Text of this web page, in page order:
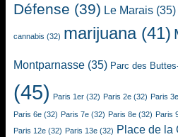
Défense (39) Le Marais (35)
cannabis (32) marijuana(41)
Montparnasse (35) Parc des
(45) Paris 1er (32) Paris 2e (32) Paris 3e
Paris 6e (32) Paris 7e (32) Paris 8e (32) Paris
Paris 12e (32) Paris 13e (32) Place de la